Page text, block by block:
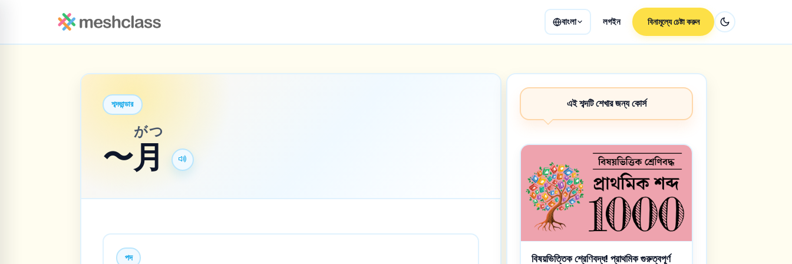
বাংলা লগইন বিনামূল্যে চেষ্টা করুন
শব্দভান্ডার
〜月
がつ
পদ
এই শব্দটি শেখার জন্য কোর্স
বিষয়ভিত্তিক শ্রেণিবদ্ধ! প্রাথমিক গুরুত্বপূর্ণ